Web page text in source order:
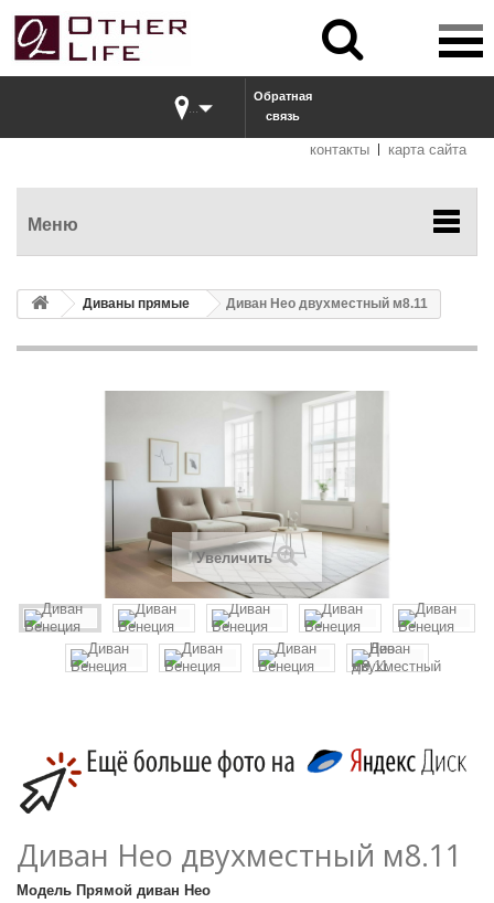
Обратная
связь
...
контакты карта сайта
Меню
Диваны прямые Диван Нео двухместный м8.11
Увеличить
Диван Нео двухместный м8.11
Модель Прямой диван Нео
